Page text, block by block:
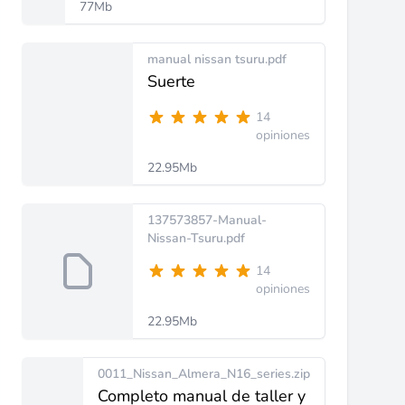
77Mb
manual nissan tsuru.pdf
Suerte
14
opiniones
22.95Mb
137573857-Manual-
Nissan-Tsuru.pdf
14
opiniones
22.95Mb
0011_Nissan_Almera_N16_series.zip
Completo manual de taller y